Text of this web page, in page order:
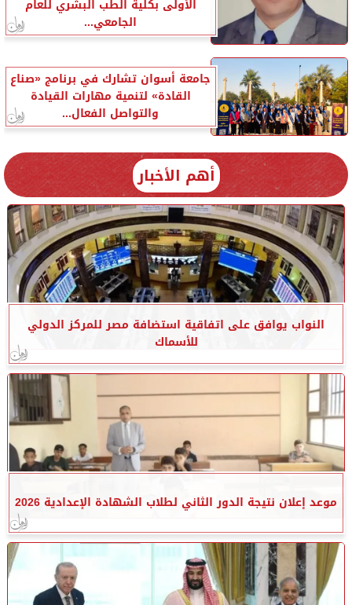
الأولى بكلية الطب البشري للعام
الجامعي...
جامعة أسوان تشارك في برنامج «صناع
القادة» لتنمية مهارات القيادة
والتواصل الفعال...
أهم الأخبار
النواب يوافق على اتفاقية استضافة مصر للمركز الدولي
للأسماك
موعد إعلان نتيجة الدور الثاني لطلاب الشهادة الإعدادية 2026